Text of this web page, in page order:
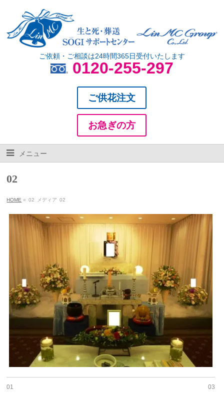
ご依頼・ご相談は24時間365日受付いたします
0120-255-297
ご供花注文
お急ぎの方
メニュー
02
HOME » 02 メディア 02
01 03